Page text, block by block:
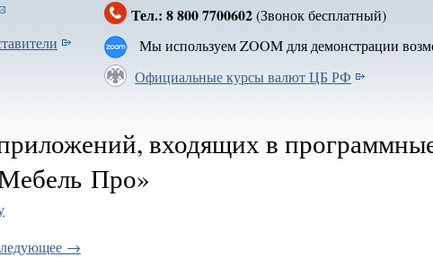
Тел.: 8 800 7700602(Звонок бесплатный)
Мы используем ZOOM для демонстрации
Официальные курсы валют ЦБ РФ
входящих в
Про»
→